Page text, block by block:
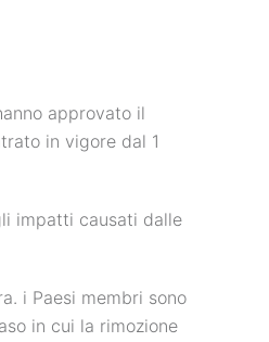
approvato il
in vigore dal 1
impatti causati dalle
i Paesi membri sono
in cui la rimozione